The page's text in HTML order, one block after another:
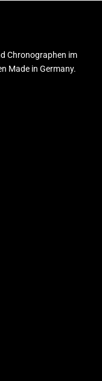
Chronographen im
Made in Germany.